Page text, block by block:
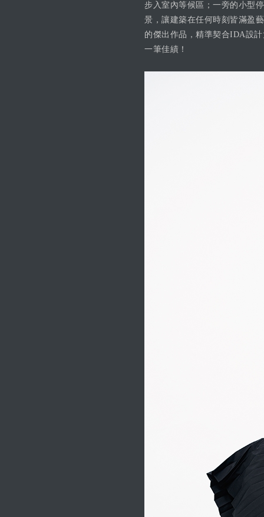
步入室內等候區；一旁的小型
景，讓建築在任何時刻皆滿盈
的傑出作品，精準契合IDA設
一筆佳績！